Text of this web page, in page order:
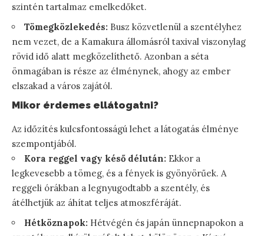
szintén tartalmaz emelkedőket.
Tömegközlekedés: Busz közvetlenül a szentélyhez
nem vezet, de a Kamakura állomásról taxival viszonylag
rövid idő alatt megközelíthető. Azonban a séta
önmagában is része az élménynek, ahogy az ember
elszakad a város zajától.
Mikor érdemes ellátogatni?
Az időzítés kulcsfontosságú lehet a látogatás élménye
szempontjából.
Kora reggel vagy késő délután: Ekkor a
legkevesebb a tömeg, és a fények is gyönyörűek. A
reggeli órákban a legnyugodtabb a szentély, és
átélhetjük az áhítat teljes atmoszféráját.
Hétköznapok: Hétvégén és japán ünnepnapokon a